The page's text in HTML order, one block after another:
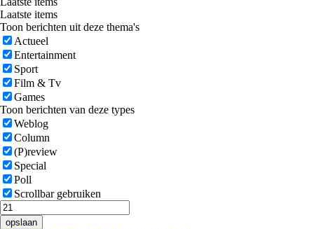
Laatste items
Toon berichten uit deze thema's
Actueel
Entertainment
Sport
Film & Tv
Games
Toon berichten van deze types
Weblog
Column
(P)review
Special
Poll
Scrollbar gebruiken
opslaan